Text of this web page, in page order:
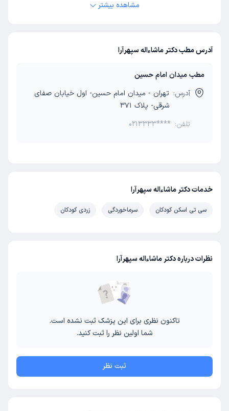
مشاهده بیشتر
آدرس مطب دکتر ماشاءاله سپهرآرا
مطب میدان امام حسین
آدرس: تهران - میدان امام حسین- اول خیابان صفای
شرقی- پلاک 371
تلفن: 0213333****
خدمات دکتر ماشاءاله سپهرآرا
سی تی اسکن کودکان سرماخوردگی زردی کودکان
نظرات درباره دکتر ماشاءاله سپهرآرا
تاکنون نظری برای این پزشک ثبت نشده است.
شما اولین نظر را ثبت کنید.
ثبت نظر